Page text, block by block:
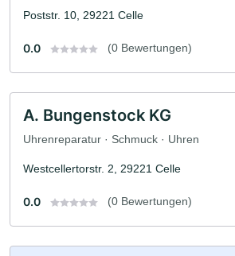
Poststr. 10, 29221 Celle
0.0 (0 Bewertungen)
A. Bungenstock KG
Uhrenreparatur · Schmuck · Uhren
Westcellertorstr. 2, 29221 Celle
0.0 (0 Bewertungen)